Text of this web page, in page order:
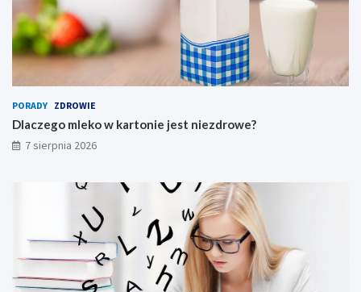
PORADY ZDROWIE
Dlaczego mleko w kartonie jest niezdrowe?
7 sierpnia 2026